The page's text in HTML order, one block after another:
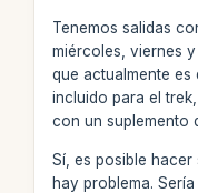
Tenemos salidas
miércoles, viernes
que actualmente
incluido para el
con un suplemento
Sí, es posible
hay problema.